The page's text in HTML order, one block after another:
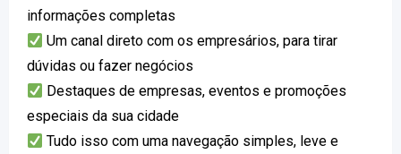
informações completas
Um canal direto com os empresários, para tirar
dúvidas ou fazer negócios
Destaques de empresas, eventos e promoções
especiais da sua cidade
Tudo isso com uma navegação simples, leve e